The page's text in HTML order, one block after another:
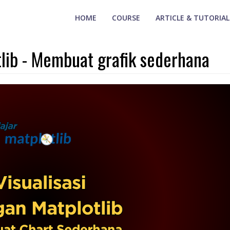
HOME COURSE ARTICLE & TUTORIAL
- Membuat grafik sederhana